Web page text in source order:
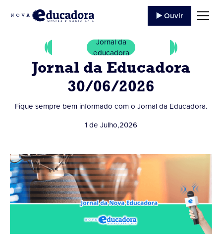
▶️ Ouvir
Jornal da
educadora
Jornal da Educadora
30/06/2026
Fique sempre bem informado com o Jornal da Educadora.
1 de Julho,2026